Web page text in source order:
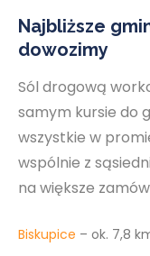
Najbliższe
dowozimy
Sól drogową
samym kursie do
wszystkie w
wspólnie z
na większe
Biskupice – ok. 7,8